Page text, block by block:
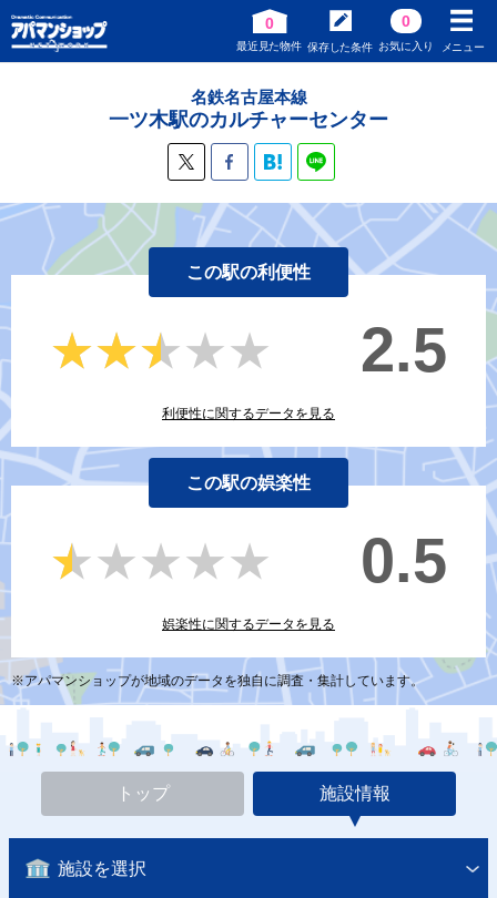
0
最近見た物件 保存した条件
0
お気に入り メニュー
名鉄名古屋本線
一ツ木駅のカルチャーセンター
この駅の利便性
★★★★★
★★★★★ 2.5
利便性に関するデータを見る
この駅の娯楽性
★★★★★
★★★★★ 0.5
娯楽性に関するデータを見る
※アパマンショップが地域のデータを独自に調査・集計しています。
トップ 施設情報
施設を選択